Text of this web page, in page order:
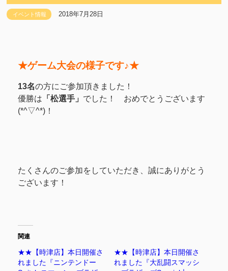
イベント情報 2018年7月28日
★ゲーム大会の様子です♪★
13名の方にご参加頂きました！
優勝は 「松選手」 でした！ おめでとうございます
(*^▽^*)！
たくさんのご参加をしていただき、誠にありがとう
ございます！
関連
★★【時津店】本日開催さ
れました『ニンテンドー
★★【時津店】本日開催さ
れました『大乱闘スマッシ